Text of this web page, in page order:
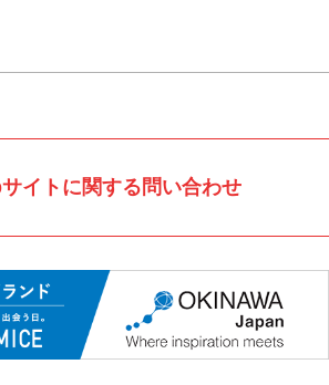
イトに関する問い合わせ